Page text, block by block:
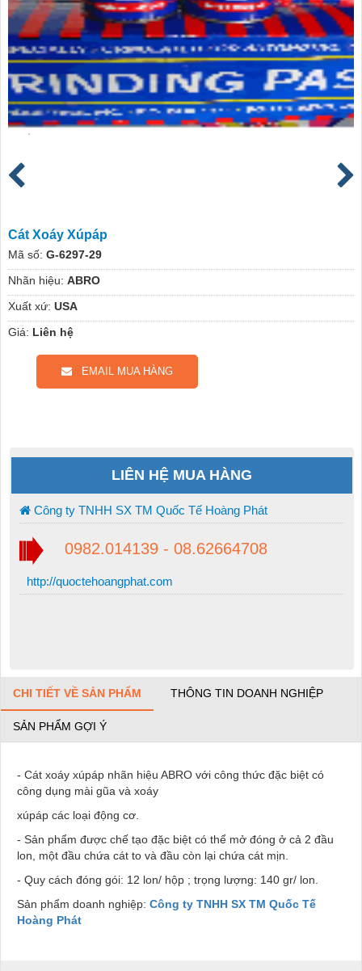
Cát Xoáy Xúpáp
Mã số: G-6297-29
Nhãn hiệu: ABRO
Xuất xứ: USA
Giá: Liên hệ
EMAIL MUA HÀNG
LIÊN HỆ MUA HÀNG
Công ty TNHH SX TM Quốc Tế Hoàng Phát
0982.014139 - 08.62664708
http://quoctehoangphat.com
CHI TIẾT VỀ SẢN PHẨM THÔNG TIN DOANH NGHIỆP
SẢN PHẨM GỢI Ý
- Cát xoáy xúpáp nhãn hiệu ABRO với công thức đặc biệt có
công dụng mài gũa và xoáy
xúpáp các loại động cơ.
- Sản phẩm được chế tạo đặc biệt có thể mở đóng ở cả 2 đầu
lon, một đầu chứa cát to và đầu còn lại chứa cát mịn.
- Quy cách đóng gói: 12 lon/ hộp ; trọng lượng: 140 gr/ lon.
Sản phẩm doanh nghiệp: Công ty TNHH SX TM Quốc Tế
Hoàng Phát